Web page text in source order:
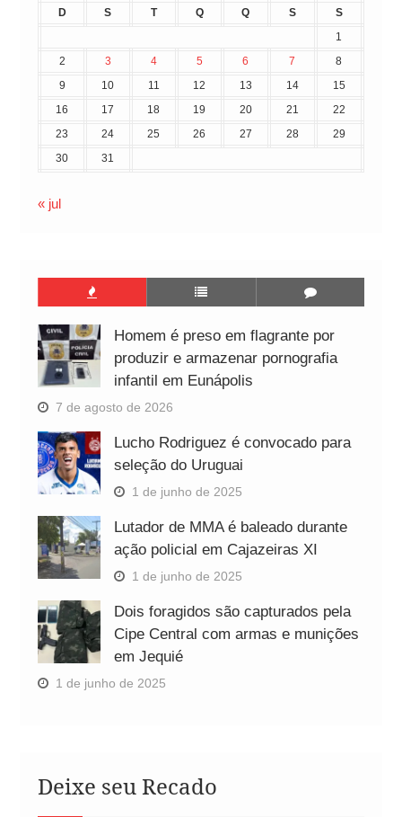
D S T Q Q S
S
1
2
3 4 5 6 7
8
9
10 11 12 13 14
15
16
17 18 19 20 21
22
23
24 25 26 27 28
29
30
31
« jul
Homem é preso em flagrante por
produzir e armazenar pornografia
infantil em Eunápolis
7 de agosto de 2026
Lucho Rodriguez é convocado para
seleção do Uruguai
1 de junho de 2025
Lutador de MMA é baleado durante
ação policial em Cajazeiras XI
1 de junho de 2025
Dois foragidos são capturados pela
Cipe Central com armas e munições
em Jequié
1 de junho de 2025
Deixe seu Recado